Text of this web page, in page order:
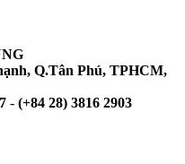
Q.Tân Phú, TPHCM,
- (+84 28) 3816 2903